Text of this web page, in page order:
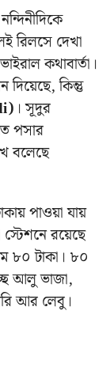
নন্দিনীদিকে
রিলসে দেখা
কথাবার্তা।
কিন্তু
। সূদুর
পসার
বলেছে
পাওয়া যায়
রয়েছে
৮০ টাকা। ৮০
আলু ভাজা,
আর লেবু।